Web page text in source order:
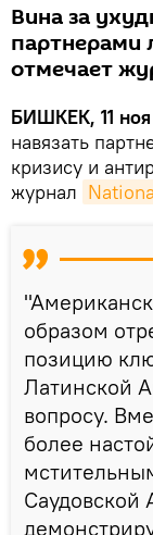
Вина за
партнерами
отмечает
БИШКЕК, 11
навязать
кризису и
журнал
образом
позицию
Латинской
вопросу.
более
Саудовской